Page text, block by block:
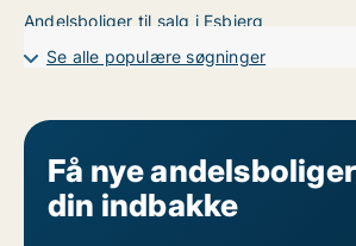
Andelsboliger til salg i Esbjerg
Se alle populære søgninger
Få nye
din indbakke